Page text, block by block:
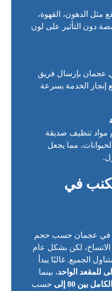
مثل الدهون، القهوة،
دون التأثير على لون
عجمان بإرسال فريق
إنجاز الخدمة بسرعة
مواد تنظيف صديقة
مما يجعل
في
في عجمان حسب حجم
لكن بشكل عام
الجميع. غالبًا يبدأ
، بينما
بين 80 إلى
حسب